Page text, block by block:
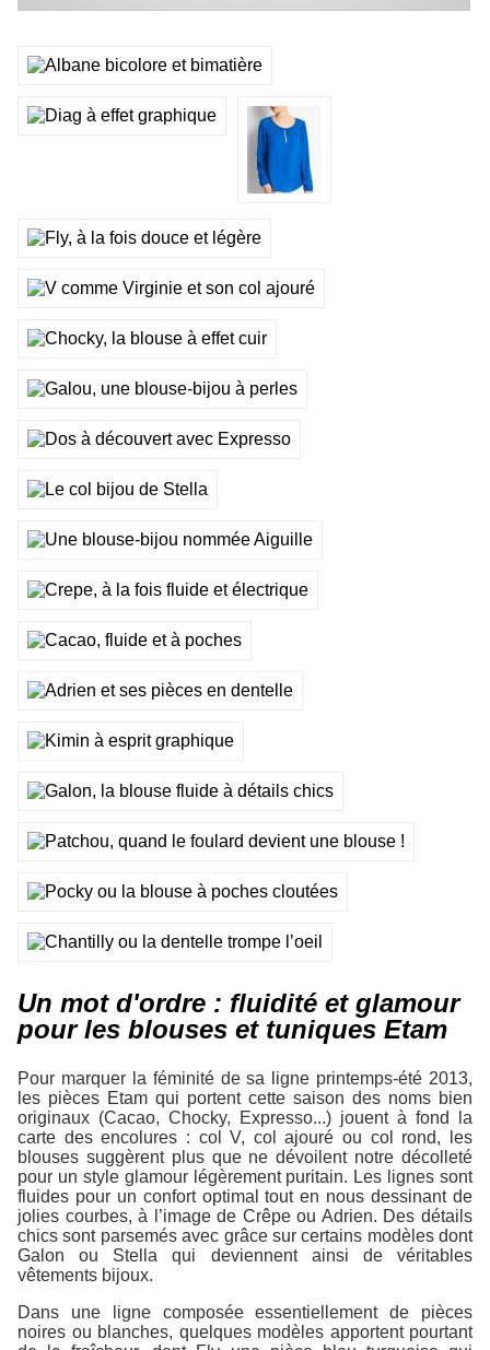
Un mot d'ordre : fluidité et glamour
pour les blouses et tuniques Etam
Pour marquer la féminité de sa ligne printemps-été 2013,
les pièces Etam qui portent cette saison des noms bien
originaux (Cacao, Chocky, Expresso...) jouent à fond la
carte des encolures : col V, col ajouré ou col rond, les
blouses suggèrent plus que ne dévoilent notre décolleté
pour un style glamour légèrement puritain. Les lignes sont
fluides pour un confort optimal tout en nous dessinant de
jolies courbes, à l’image de Crêpe ou Adrien. Des détails
chics sont parsemés avec grâce sur certains modèles dont
Galon ou Stella qui deviennent ainsi de véritables
vêtements bijoux.
Dans une ligne composée essentiellement de pièces
noires ou blanches, quelques modèles apportent pourtant